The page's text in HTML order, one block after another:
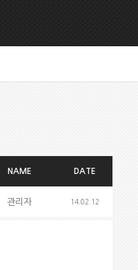
NAME DATE
관리자 14.02.12